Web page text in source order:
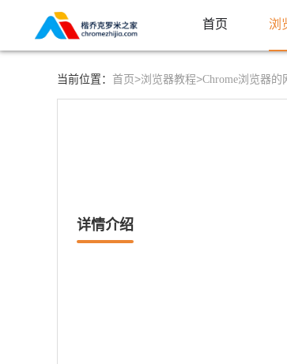
首页 浏
当前位置： 首页>浏览器教程>Chrome浏览器
详情介绍